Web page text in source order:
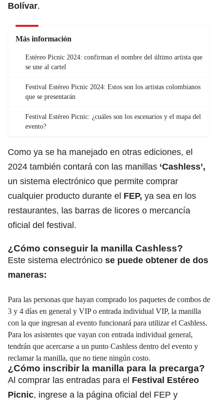
Bolívar.
Más información
Estéreo Picnic 2024: confirman el nombre del último artista que
se une al cartel
Festival Estéreo Picnic 2024: Estos son los artistas colombianos
que se presentarán
Festival Estéreo Picnic: ¿cuáles son los escenarios y el mapa del
evento?
Como ya se ha manejado en otras ediciones, el
2024 también contará con las manillas ‘Cashless’,
un sistema electrónico que permite comprar
cualquier producto durante el FEP, ya sea en los
restaurantes, las barras de licores o mercancía
oficial del festival.
¿Cómo conseguir la manilla Cashless?
Este sistema electrónico se puede obtener de dos
maneras:
Para las personas que hayan comprado los paquetes de combos de
3 y 4 días en general y VIP o entrada individual VIP, la manilla
con la que ingresan al evento funcionará para utilizar el Cashless.
Para los asistentes que vayan con entrada individual general,
tendrán que acercarse a un punto Cashless dentro del evento y
reclamar la manilla, que no tiene ningún costo.
¿Cómo inscribir la manilla para la precarga?
Al comprar las entradas para el Festival Estéreo
Picnic, ingrese a la página oficial del FEP y